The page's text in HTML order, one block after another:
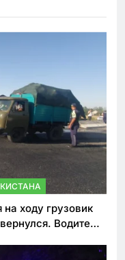
ходу грузовик
Водитель